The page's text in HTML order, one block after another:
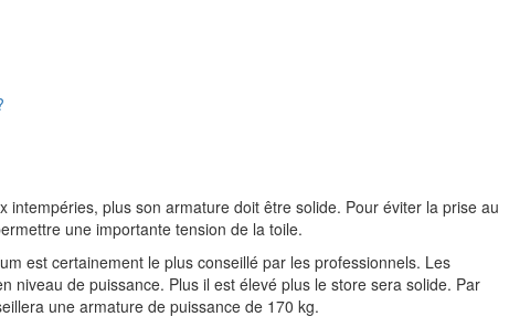
intempéries, plus son armature doit être solide. Pour éviter la prise au
une importante tension de la toile.
est certainement le plus conseillé par les professionnels. Les
niveau de puissance. Plus il est élevé plus le store sera solide. Par
une armature de puissance de 170 kg.